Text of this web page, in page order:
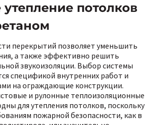
потолков
перекрытий позволяет уменьшить
а также эффективно решить
звукоизоляции. Выбор системы
спецификой внутренних работ и
на ограждающие конструкции.
и рулонные теплоизоляционные
для утепления потолков, поскольку
пожарной безопасности, как в